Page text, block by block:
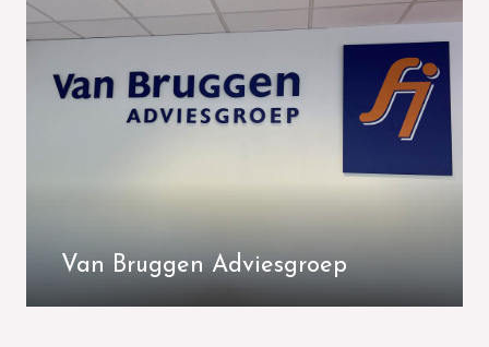
Van Bruggen Adviesgroep